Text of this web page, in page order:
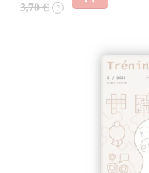
3,70 € ?